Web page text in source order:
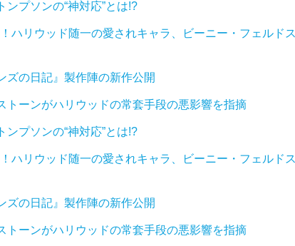
プソンの“神対応”とは!?
ハリウッド随一の愛されキャラ、ビーニー・フェルド
ズの日記』製作陣の新作公開
ーンがハリウッドの常套手段の悪影響を指摘
プソンの“神対応”とは!?
ハリウッド随一の愛されキャラ、ビーニー・フェルド
ズの日記』製作陣の新作公開
ーンがハリウッドの常套手段の悪影響を指摘